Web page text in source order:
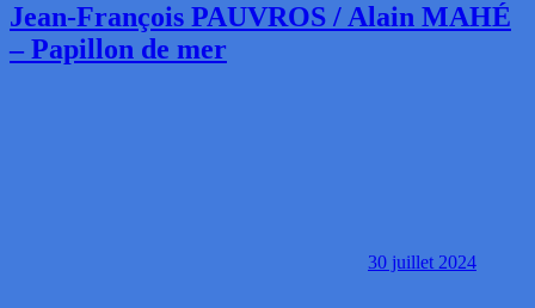
Jean-François PAUVROS / Alain MAHÉ
– Papillon de mer
30 juillet 2024